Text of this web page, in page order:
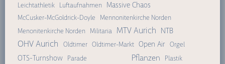
Leichtathletik Luftaufnahmen Massive Chaos
McCusker-McGoldrick-Doyle
Mennonitenkirche Norden
Menonitenkirche Norden
Militaria MTV Aurich NTB
OHV Aurich Oldtimer Oldtimer-Markt Open Air Orgel
OTS-Turnshow Parade Pflanzen
Plastik